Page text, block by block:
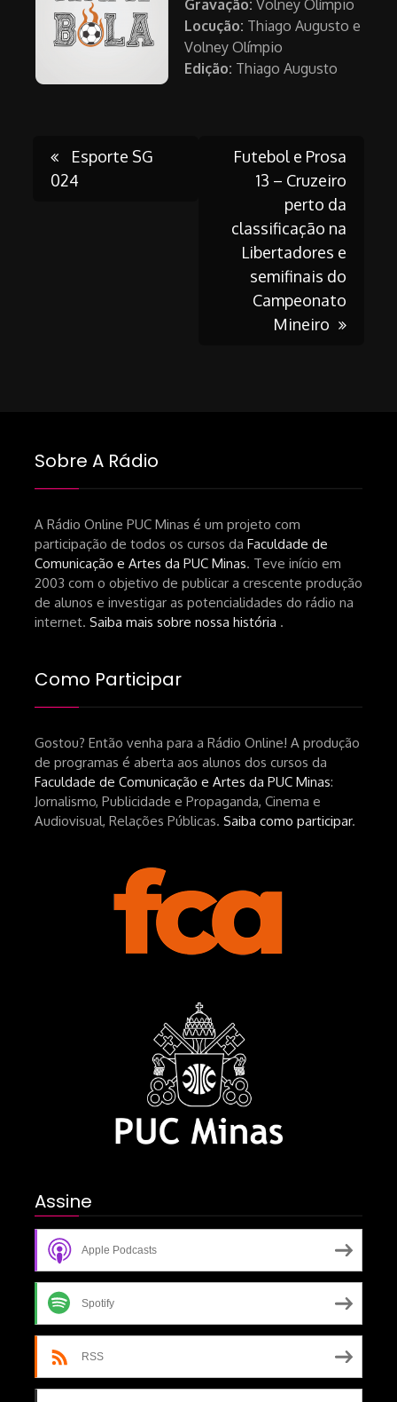
Gravação: Volney Olímpio
Locução: Thiago Augusto e
Volney Olímpio
Edição: Thiago Augusto
Post
navigation
Esporte SG
024
Futebol e Prosa
13 – Cruzeiro
perto da
classificação na
Libertadores e
semifinais do
Campeonato
Mineiro
Sobre A Rádio
A Rádio Online PUC Minas é um projeto com
participação de todos os cursos da Faculdade de
Comunicação e Artes da PUC Minas. Teve início em
2003 com o objetivo de publicar a crescente produção
de alunos e investigar as potencialidades do rádio na
internet. Saiba mais sobre nossa história .
Como Participar
Gostou? Então venha para a Rádio Online! A produção
de programas é aberta aos alunos dos cursos da
Faculdade de Comunicação e Artes da PUC Minas:
Jornalismo, Publicidade e Propaganda, Cinema e
Audiovisual, Relações Públicas. Saiba como participar.
Assine
Apple Podcasts
Spotify
RSS